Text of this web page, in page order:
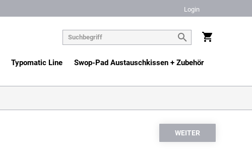
Login
Typomatic Line
Swop-Pad Austauschkissen + Zubehör